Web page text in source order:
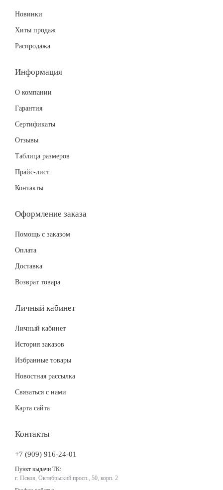
Новинки
Хиты продаж
Распродажа
Информация
О компании
Гарантия
Сертификаты
Отзывы
Таблица размеров
Прайс-лист
Контакты
Оформление заказа
Помощь с заказом
Оплата
Доставка
Возврат товара
Личный кабинет
Личный кабинет
История заказов
Избранные товары
Новостная рассылка
Связаться с нами
Карта сайта
Контакты
+7 (909) 916-24-01
Пункт выдачи ТК:
г. Псков, Октябрьский просп., 50, корп. 2